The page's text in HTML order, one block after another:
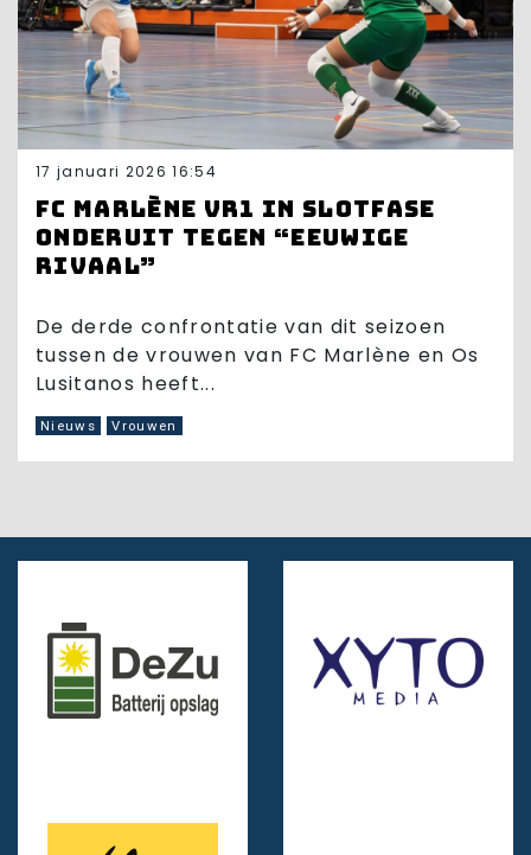
17 januari 2026 16:54
FC Marlène VR1 in slotfase
onderuit tegen “eeuwige
rivaal”
De derde confrontatie van dit seizoen
tussen de vrouwen van FC Marlène en Os
Lusitanos heeft...
Nieuws Vrouwen